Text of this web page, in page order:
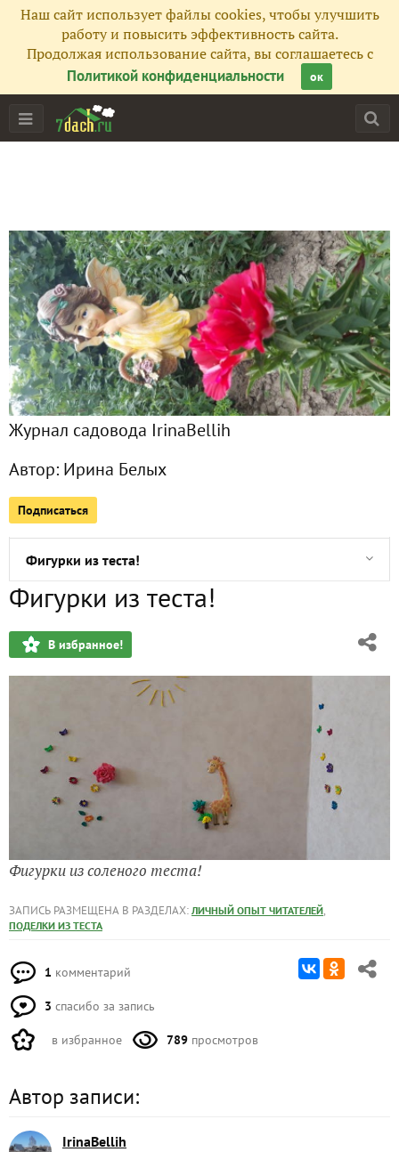
Наш сайт использует файлы cookies, чтобы улучшить
работу и повысить эффективность сайта.
Продолжая использование сайта, вы соглашаетесь с
Политикой конфиденциальности
ок
Журнал садовода IrinaBellih
Автор: Ирина Белых
Подписаться
Главная
Подписчики 1
Все публикации 1
Фото
Сейчас обсуждают
Фигурки из теста!
Фигурки из теста!
В избранное!
Фигурки из соленого теста!
ЗАПИСЬ РАЗМЕЩЕНА В РАЗДЕЛАХ: ЛИЧНЫЙ ОПЫТ ЧИТАТЕЛЕЙ,
ПОДЕЛКИ ИЗ ТЕСТА
1 комментарий
3 спасибо за запись
в избранное 789 просмотров
Автор записи:
IrinaBellih